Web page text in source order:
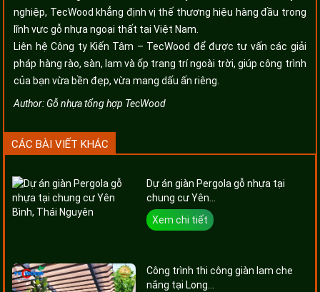
nghiệp, TecWood khẳng định vị thế thương hiệu hàng đầu trong
lĩnh vực gỗ nhựa ngoại thất tại Việt Nam.
Liên hệ Công ty Kiến Tâm – TecWood để được tư vấn các giải
pháp hàng rào, sàn, lam và ốp trang trí ngoài trời, giúp công trình
của bạn vừa bền đẹp, vừa mang dấu ấn riêng.
Author:Gỗ nhựa tổng hợp TecWood
CÁC BÀI VIẾT KHÁC
Dự án giàn Pergola gỗ nhựa tại
chung cư Yên...
Xem chi tiết
Công trình thi công giàn lam che
nắng tại Long...